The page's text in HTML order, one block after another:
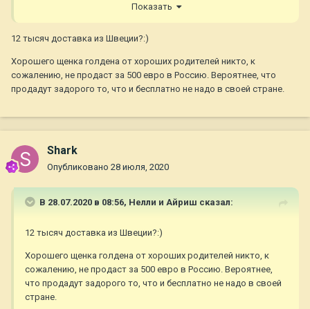
Венгрии, и поголовно на диванах сидят. Так что это не
Показать
12 тысяч доставка из Швеции?:)
Хорошего щенка голдена от хороших родителей никто, к
сожалению, не продаст за 500 евро в Россию. Вероятнее, что
продадут задорого то, что и бесплатно не надо в своей стране.
Shark
Опубликовано 28 июля, 2020
В 28.07.2020 в 08:56, Нелли и Айриш сказал:
12 тысяч доставка из Швеции?:)
Хорошего щенка голдена от хороших родителей никто, к
сожалению, не продаст за 500 евро в Россию. Вероятнее,
что продадут задорого то, что и бесплатно не надо в своей
стране.